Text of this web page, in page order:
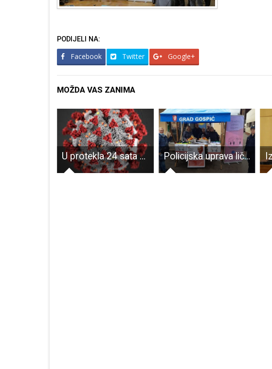
PODIJELI NA:
Facebook Twitter Google+
MOŽDA VAS ZANIMA
U protekla 24 sata u županiji je 16 novooboljelih od COVID-19, najviše u Gospiću, 10 Policijska uprava ličko-senjska obilježila Svjetski dan borbe protiv alkoholizma